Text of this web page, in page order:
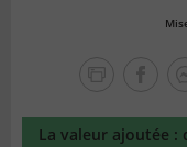
tous
La valeur ajoutée